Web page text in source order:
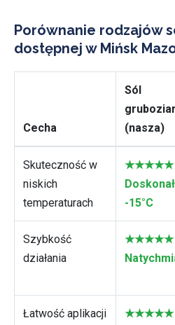
Porównanie rodzajów
dostępnej w Mińsk
Cecha
Sól
(nasza)
Skuteczność w
niskich
temperaturach
★★★★★
-15°C
Szybkość
działania
★★★★★
Łatwość aplikacji
★★★★★